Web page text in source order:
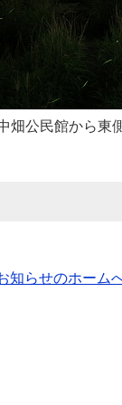
畑公民館から東
知らせのホーム